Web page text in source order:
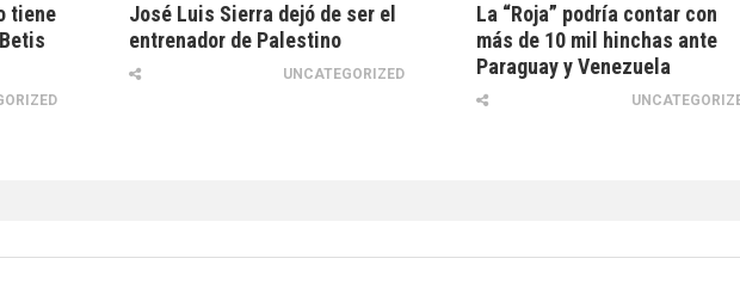
tiene
José Luis Sierra dejó de ser el
entrenador de Palestino
UNCATEGORIZED
La “Roja” podría contar con
más de 10 mil hinchas ante
Paraguay y Venezuela